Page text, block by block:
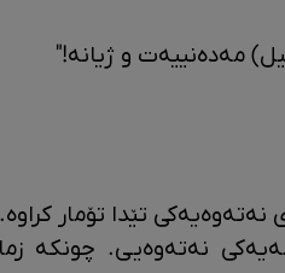
مەدەنییەت و ژیانە!"
تێدا تۆمار
نەتەوەیی. چونکە